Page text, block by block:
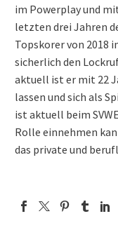
im Powerplay und
letzten drei Jahren
Topskorer von 2018
sicherlich den
aktuell ist er mit 22
lassen und sich als
ist aktuell beim
Rolle einnehmen
das private und